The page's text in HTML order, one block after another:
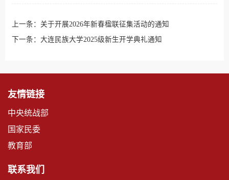
上一条： 关于开展2026年新春楹联征集活动的通知
下一条： 大连民族大学2025级新生开学典礼通知
友情链接
中央统战部
国家民委
教育部
联系我们